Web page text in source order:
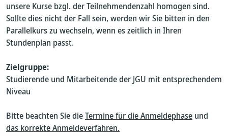
unsere Kurse bzgl. der Teilnehmendenzahl homogen sind.
Sollte dies nicht der Fall sein, werden wir Sie bitten in den
Parallelkurs zu wechseln, wenn es zeitlich in Ihren
Stundenplan passt.
Zielgruppe:
Studierende und Mitarbeitende der JGU mit entsprechendem
Niveau
Bitte beachten Sie dieTermine für die Anmeldephase und
das korrekte Anmeldeverfahren.